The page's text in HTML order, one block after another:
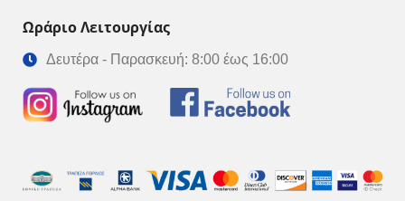
Ωράριο Λειτουργίας
Δευτέρα - Παρασκευή: 8:00 έως 16:00